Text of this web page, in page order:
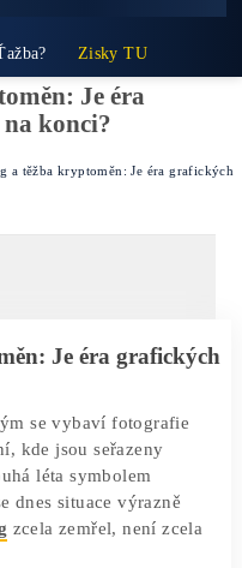
před Koupí
Je éra
na konci?
mining a těžba kryptoměn: Je éra